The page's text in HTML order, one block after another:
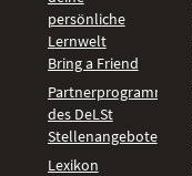
persönliche
Lernwelt
Bring a Friend
Partnerprogramm
des DeLSt
Stellenangebote
Lexikon